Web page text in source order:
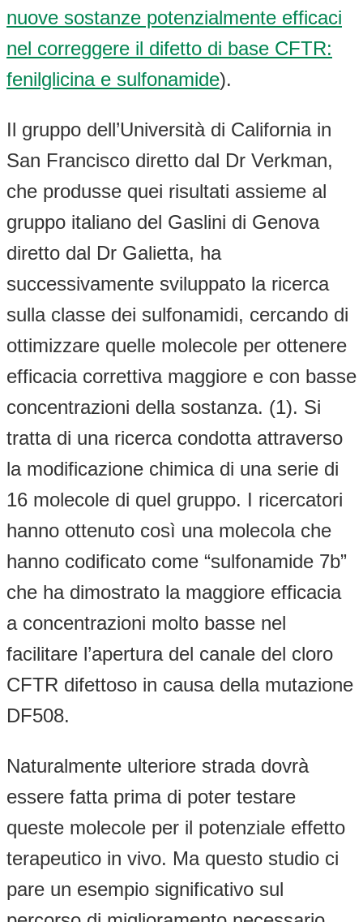
nuove sostanze potenzialmente efficaci
nel correggere il difetto di base CFTR:
fenilglicina e sulfonamide).
Il gruppo dell’Università di California in
San Francisco diretto dal Dr Verkman,
che produsse quei risultati assieme al
gruppo italiano del Gaslini di Genova
diretto dal Dr Galietta, ha
successivamente sviluppato la ricerca
sulla classe dei sulfonamidi, cercando di
ottimizzare quelle molecole per ottenere
efficacia correttiva maggiore e con basse
concentrazioni della sostanza. (1). Si
tratta di una ricerca condotta attraverso
la modificazione chimica di una serie di
16 molecole di quel gruppo. I ricercatori
hanno ottenuto così una molecola che
hanno codificato come “sulfonamide 7b”
che ha dimostrato la maggiore efficacia
a concentrazioni molto basse nel
facilitare l’apertura del canale del cloro
CFTR difettoso in causa della mutazione
DF508.
Naturalmente ulteriore strada dovrà
essere fatta prima di poter testare
queste molecole per il potenziale effetto
terapeutico in vivo. Ma questo studio ci
pare un esempio significativo sul